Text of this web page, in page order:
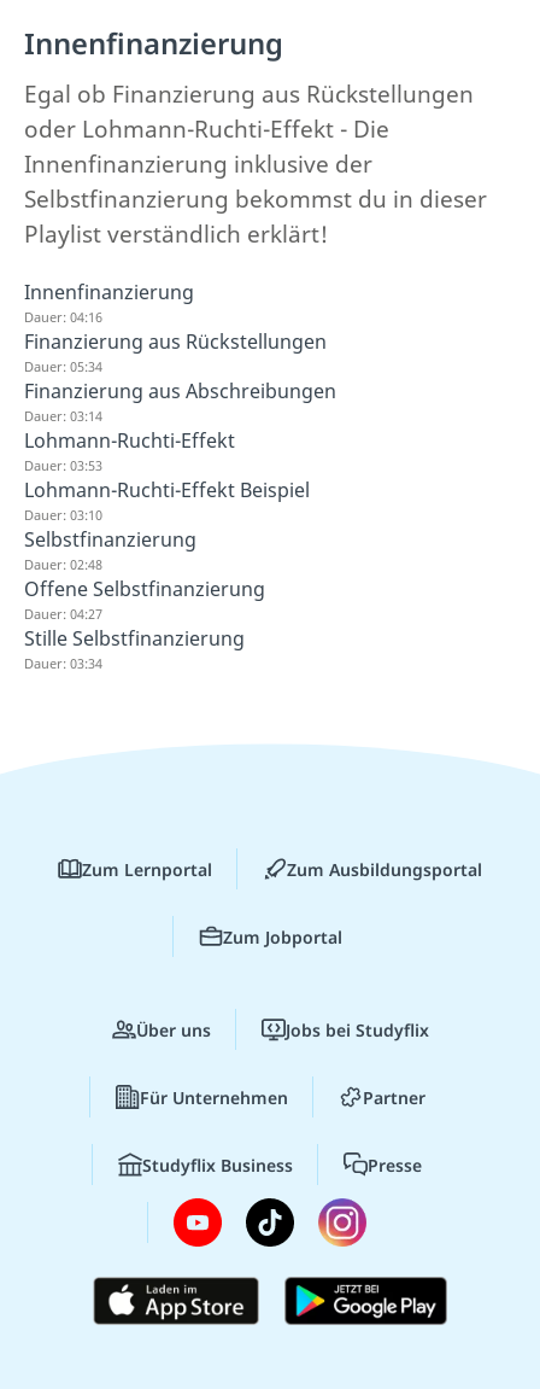
Innenfinanzierung
Egal ob Finanzierung aus Rückstellungen
oder Lohmann-Ruchti-Effekt - Die
Innenfinanzierung inklusive der
Selbstfinanzierung bekommst du in dieser
Playlist verständlich erklärt!
Innenfinanzierung
Dauer: 04:16
Finanzierung aus Rückstellungen
Dauer: 05:34
Finanzierung aus Abschreibungen
Dauer: 03:14
Lohmann-Ruchti-Effekt
Dauer: 03:53
Lohmann-Ruchti-Effekt Beispiel
Dauer: 03:10
Selbstfinanzierung
Dauer: 02:48
Offene Selbstfinanzierung
Dauer: 04:27
Stille Selbstfinanzierung
Dauer: 03:34
Zum Lernportal Zum Ausbildungsportal
Zum Jobportal
Über uns Jobs bei Studyflix
Für Unternehmen Partner
Studyflix Business Presse